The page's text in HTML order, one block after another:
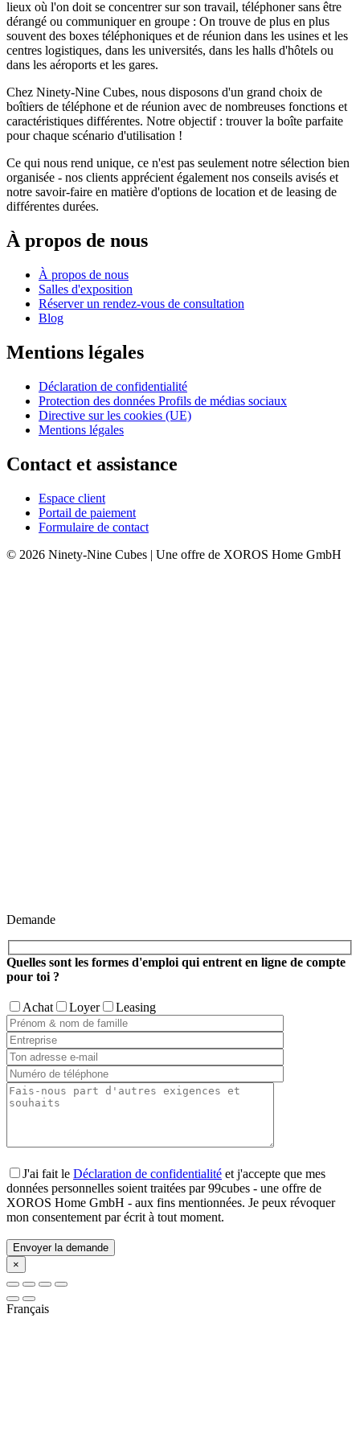
lieux où l'on doit se concentrer sur son travail, téléphoner sans être
dérangé ou communiquer en groupe : On trouve de plus en plus
souvent des boxes téléphoniques et de réunion dans les usines et les
centres logistiques, dans les universités, dans les halls d'hôtels ou
dans les aéroports et les gares.
Chez Ninety-Nine Cubes, nous disposons d'un grand choix de
boîtiers de téléphone et de réunion avec de nombreuses fonctions et
caractéristiques différentes. Notre objectif : trouver la boîte parfaite
pour chaque scénario d'utilisation !
Ce qui nous rend unique, ce n'est pas seulement notre sélection bien
organisée - nos clients apprécient également nos conseils avisés et
notre savoir-faire en matière d'options de location et de leasing de
différentes durées.
À propos de nous
À propos de nous
Salles d'exposition
Réserver un rendez-vous de consultation
Blog
Mentions légales
Déclaration de confidentialité
Protection des données Profils de médias sociaux
Directive sur les cookies (UE)
Mentions légales
Contact et assistance
Espace client
Portail de paiement
Formulaire de contact
© 2026 Ninety-Nine Cubes | Une offre de XOROS Home GmbH
Demande
Quelles sont les formes d'emploi qui entrent en ligne de compte
pour toi ?
Achat Loyer Leasing
J'ai fait le Déclaration de confidentialité et j'accepte que mes
données personnelles soient traitées par 99cubes - une offre de
XOROS Home GmbH - aux fins mentionnées. Je peux révoquer
mon consentement par écrit à tout moment.
×
Français